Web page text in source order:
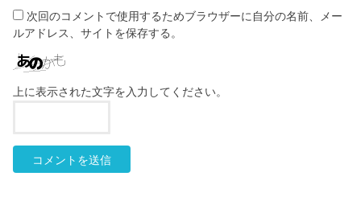
次回のコメントで使用するためブラウザーに自分の名前、メー
ルアドレス、サイトを保存する。
上に表示された文字を入力してください。